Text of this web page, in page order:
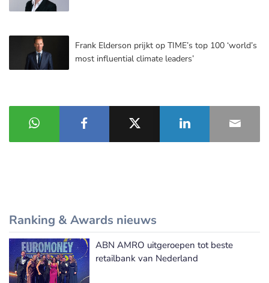
Frank Elderson prijkt op TIME’s top 100 ‘world’s
most influential climate leaders’
Ranking & Awards nieuws
Meer Ranking & Awards nieuws
ABN AMRO uitgeroepen tot beste
retailbank van Nederland